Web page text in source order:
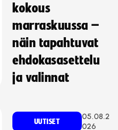
kokous
marraskuussa –
näin tapahtuvat
ehdokasasettelu
ja valinnat
UUTISET
05.08.2
026